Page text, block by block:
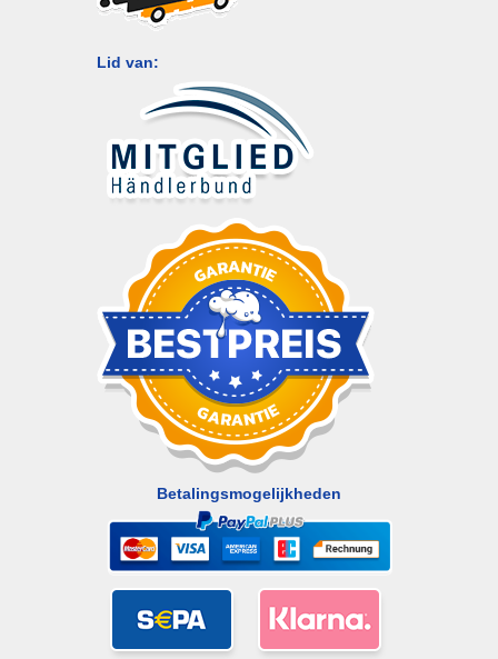
Lid van:
Betalingsmogelijkheden